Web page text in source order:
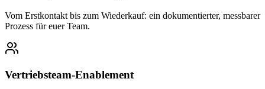
Vom Erstkontakt bis zum Wiederkauf: ein dokumentierter, messbarer
Prozess für euer Team.
Vertriebsteam-Enablement